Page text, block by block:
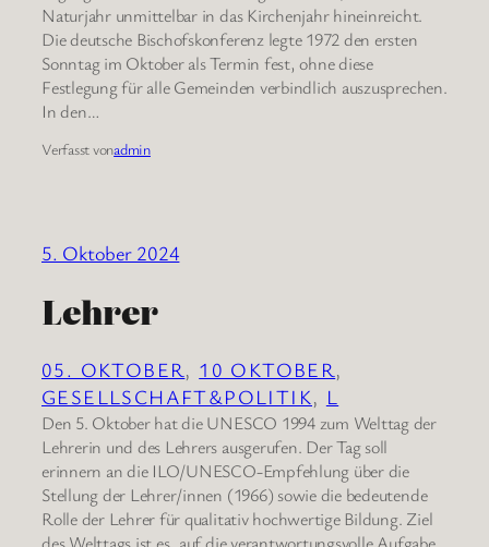
Naturjahr unmittelbar in das Kirchenjahr hineinreicht.
Die deutsche Bischofskonferenz legte 1972 den ersten
Sonntag im Oktober als Termin fest, ohne diese
Festlegung für alle Gemeinden verbindlich auszusprechen.
In den…
Verfasst vonadmin
5. Oktober 2024
Lehrer
05. OKTOBER, 10 OKTOBER
GESELLSCHAFT&POLITIK, L
Den 5. Oktober hat die UNESCO 1994 zum Welttag der
Lehrerin und des Lehrers ausgerufen. Der Tag soll
erinnern an die ILO/UNESCO-Empfehlung über die
Stellung der Lehrer/innen (1966) sowie die bedeutende
Rolle der Lehrer für qualitativ hochwertige Bildung. Ziel